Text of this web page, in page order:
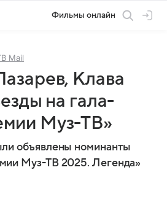
Фильмы онлайн
Mail
Клава
на гала-
Муз-ТВ»
объявлены номинанты
Муз-ТВ 2025. Легенда»